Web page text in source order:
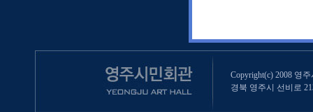
Copyright(c) 2008 영
경북 영주시 선비로